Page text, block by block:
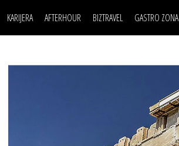
KARIJERA AFTERHOUR BIZTRAVEL GASTRO ZONA
POSAO
MOJ UGAO
FILM I SCENA
AUTO SVET